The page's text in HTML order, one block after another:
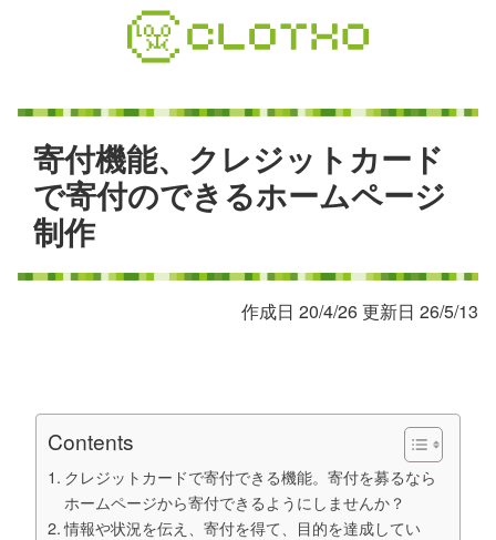
寄付機能、 クレジッ トカー ド
で寄付のできるホームページ
制作
作成日 20/4/26 更新日 26/5/13
Contents
クレジットカードで寄付できる機能。寄付を募るなら
ホームページから寄付できるようにしませんか？
情報や状況を伝え、寄付を得て、目的を達成してい